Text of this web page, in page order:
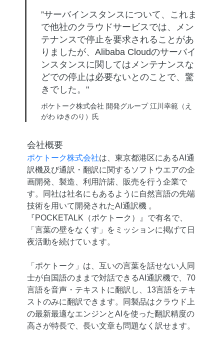
”サーバインスタンスについて、これま
で他社のクラウドサービスでは、メン
テナンスで停止を要求されることがあ
りましたが、Alibaba Cloudのサーバイ
ンスタンスに関してはメンテナンスな
どでの停止は必要ないとのことで、驚
きでした。"
ポケトーク株式会社 開発グループ 江川幸範（え
がわ ゆきのり）氏
会社概要
ポケトーク株式会社は、東京都港区にあるAI通
訳機及び通訳・翻訳に関するソフトウエアの企
画開発、製造、利用許諾、販売を行う企業で
す。同社は社名にもあるように自然言語の先端
技術を用いて開発されたAI通訳機 。
『POCKETALK（ポケトーク）』で有名で、
「言葉の壁をなくす」をミッションに掲げて日
夜活動を続けています。
「ポケトーク」は、互いの言葉を話せない人同
士が自国語のままで対話できるAI通訳機で、70
言語を音声・テキストに翻訳し、13言語をテキ
ストのみに翻訳できます。同製品はクラウド上
の最新最適なエンジンとAIを使った翻訳精度の
高さが特長で、長い文章も問題なく訳せます。